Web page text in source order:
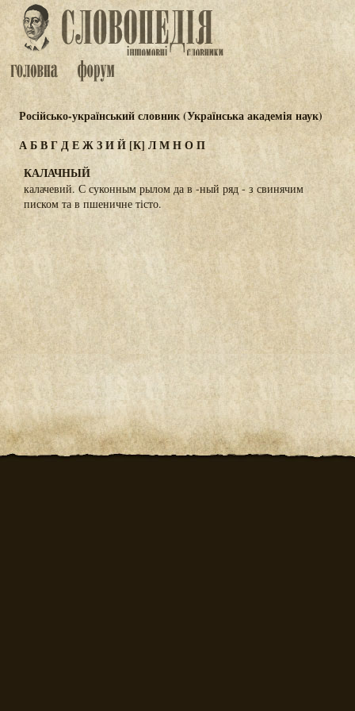
Російсько-український словник (Українська академія наук)
АБВГДЕЖЗИЙ[К]ЛМНОП
КАЛАЧНЫЙ
калачевий. С суконным рылом да в -ный ряд - з свинячим
писком та в пшеничне тісто.